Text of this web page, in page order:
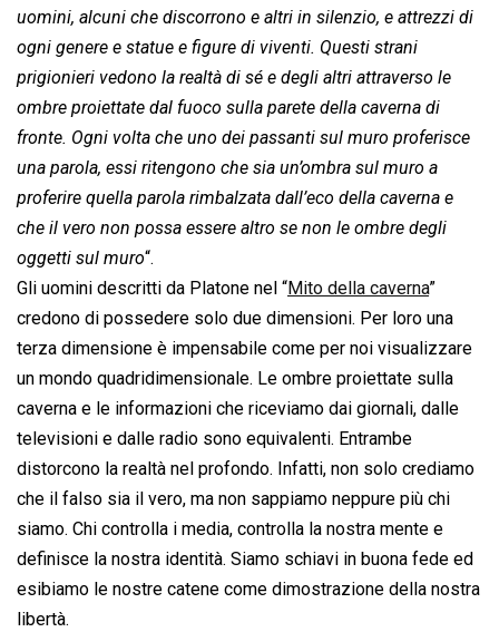
uomini, alcuni che discorrono e altri in silenzio, e attrezzi di
ogni genere e statue e figure di viventi. Questi strani
prigionieri vedono la realtà di sé e degli altri attraverso le
ombre proiettate dal fuoco sulla parete della caverna di
fronte. Ogni volta che uno dei passanti sul muro proferisce
una parola, essi ritengono che sia un’ombra sul muro a
proferire quella parola rimbalzata dall’eco della caverna e
che il vero non possa essere altro se non le ombre degli
oggetti sul muro“.
Gli uomini descritti da Platone nel “Mito della caverna”
credono di possedere solo due dimensioni. Per loro una
terza dimensione è impensabile come per noi visualizzare
un mondo quadridimensionale. Le ombre proiettate sulla
caverna e le informazioni che riceviamo dai giornali, dalle
televisioni e dalle radio sono equivalenti. Entrambe
distorcono la realtà nel profondo. Infatti, non solo crediamo
che il falso sia il vero, ma non sappiamo neppure più chi
siamo. Chi controlla i media, controlla la nostra mente e
definisce la nostra identità. Siamo schiavi in buona fede ed
esibiamo le nostre catene come dimostrazione della nostra
libertà.